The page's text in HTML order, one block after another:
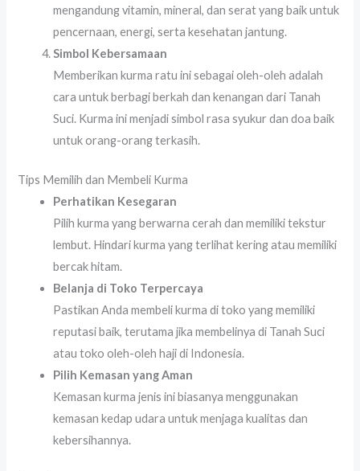
mengandung vitamin, mineral, dan serat yang baik untuk
pencernaan, energi, serta kesehatan jantung.
Simbol Kebersamaan
Memberikan kurma ratu ini sebagai oleh-oleh adalah
cara untuk berbagi berkah dan kenangan dari Tanah
Suci. Kurma ini menjadi simbol rasa syukur dan doa baik
untuk orang-orang terkasih.
Tips Memilih dan Membeli Kurma
Perhatikan Kesegaran
Pilih kurma yang berwarna cerah dan memiliki tekstur
lembut. Hindari kurma yang terlihat kering atau memiliki
bercak hitam.
Belanja di Toko Terpercaya
Pastikan Anda membeli kurma di toko yang memiliki
reputasi baik, terutama jika membelinya di Tanah Suci
atau toko oleh-oleh haji di Indonesia.
Pilih Kemasan yang Aman
Kemasan kurma jenis ini biasanya menggunakan
kemasan kedap udara untuk menjaga kualitas dan
kebersihannya.